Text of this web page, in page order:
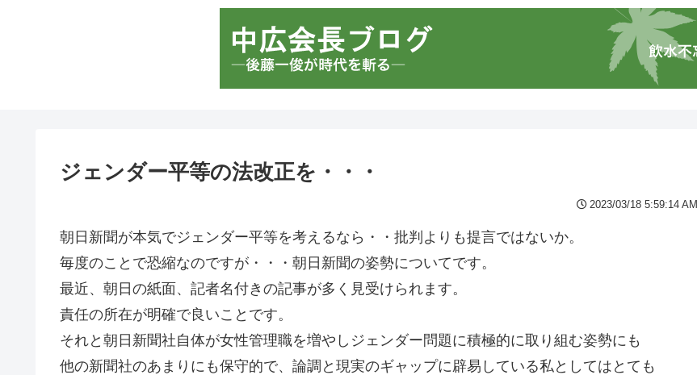
ジェンダー平等の法改正を・・・
2023/03/18 5:59:14 AM
朝日新聞が本気でジェンダー平等を考えるなら・・批判よりも提言ではないか。
毎度のことで恐縮なのですが・・・朝日新聞の姿勢についてです。
最近、朝日の紙面、記者名付きの記事が多く見受けられます。
責任の所在が明確で良いことです。
それと朝日新聞社自体が女性管理職を増やしジェンダー問題に積極的に取り組む姿勢にも
他の新聞社のあまりにも保守的で、論調と現実のギャップに辟易している私としてはとても